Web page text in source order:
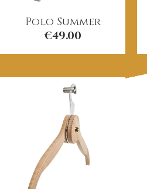
Polo Summer
€49.00